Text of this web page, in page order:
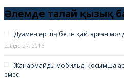
Әлемде талай қызық
Дуамен өрттің бетін қайтарған
Шілде 27, 2016
Жанармайды мобильді қосымша
емес